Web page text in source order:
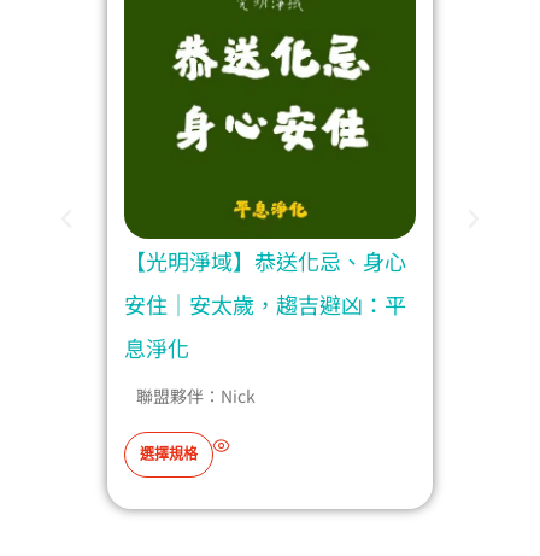
【光明淨域】恭送化忌、身心
安住｜安太歲，趨吉避凶：平
息淨化
聯盟夥伴： Nick
選擇規格
此
品